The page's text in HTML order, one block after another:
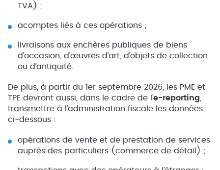
TVA) ;
acomptes liés à ces opérations ;
livraisons aux enchères publiques de biens
d’occasion, d’œuvres d’art, d’objets de collection
ou d’antiquité.
De plus, à partir du 1er septembre 2026, les PME et
TPE devront aussi, dans le cadre de l’e-reporting,
transmettre à l’administration fiscale les données
ci-dessous :
opérations de vente et de prestation de services
auprès des particuliers (commerce de détail) ;